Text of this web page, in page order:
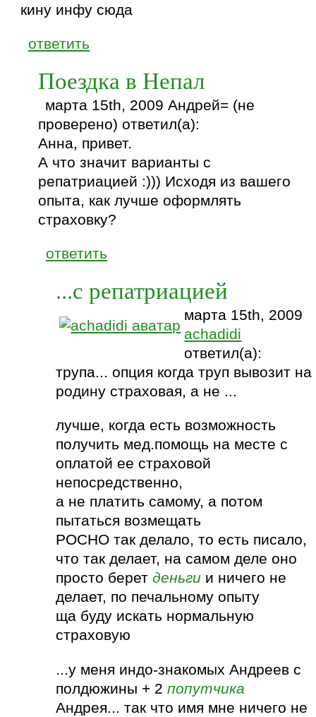
кину инфу сюда
ответить
Поездка в Непал
марта 15th, 2009 Андрей= (не
проверено) ответил(а):
Анна, привет.
А что значит варианты с
репатриацией :))) Исходя из вашего
опыта, как лучше оформлять
страховку?
ответить
...с репатриацией
марта 15th, 2009
achadidi
ответил(а):
трупа... опция когда труп вывозит на
родину страховая, а не ...
лучше, когда есть возможность
получить мед.помощь на месте с
оплатой ее страховой
непосредственно,
а не платить самому, а потом
пытаться возмещать
РОСНО так делало, то есть писало,
что так делает, на самом деле оно
просто беретденьги и ничего не
делает, по печальному опыту
ща буду искать нормальную
страховую
...у меня индо-знакомых Андреев с
полдюжины + 2попутчика
Андрея... так что имя мне ничего не